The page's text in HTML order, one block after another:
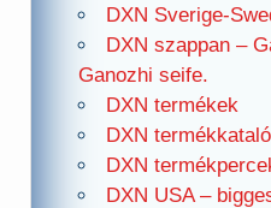
DXN Sverige-
DXN szappan –
Ganozhi seife.
DXN termékek
DXN
DXN
DXN USA –